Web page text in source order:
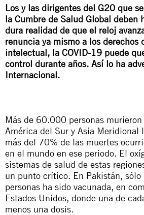
Los y las dirigentes del G20 que
la Cumbre de Salud Global deben
dura realidad de que el reloj
renuncia ya mismo a los derechos
intelectual, la COVID-19 puede
control durante años. Así lo ha
Internacional.
Más de 60.000 personas
América del Sur y Asia Meridional
más del 70% de las muertes
en el mundo en ese periodo. El
sistemas de salud de estas
un punto crítico. En Pakistán, sólo
personas ha sido vacunada, en
Estados Unidos, donde una de
menos una dosis.